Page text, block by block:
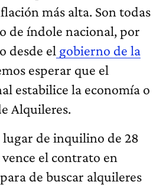
más alta. Son todas
de índole nacional, por
desde el gobierno de la
esperar que el
estabilice la economía o
Alquileres.
lugar de inquilino de 28
vence el contrato en
de buscar alquileres